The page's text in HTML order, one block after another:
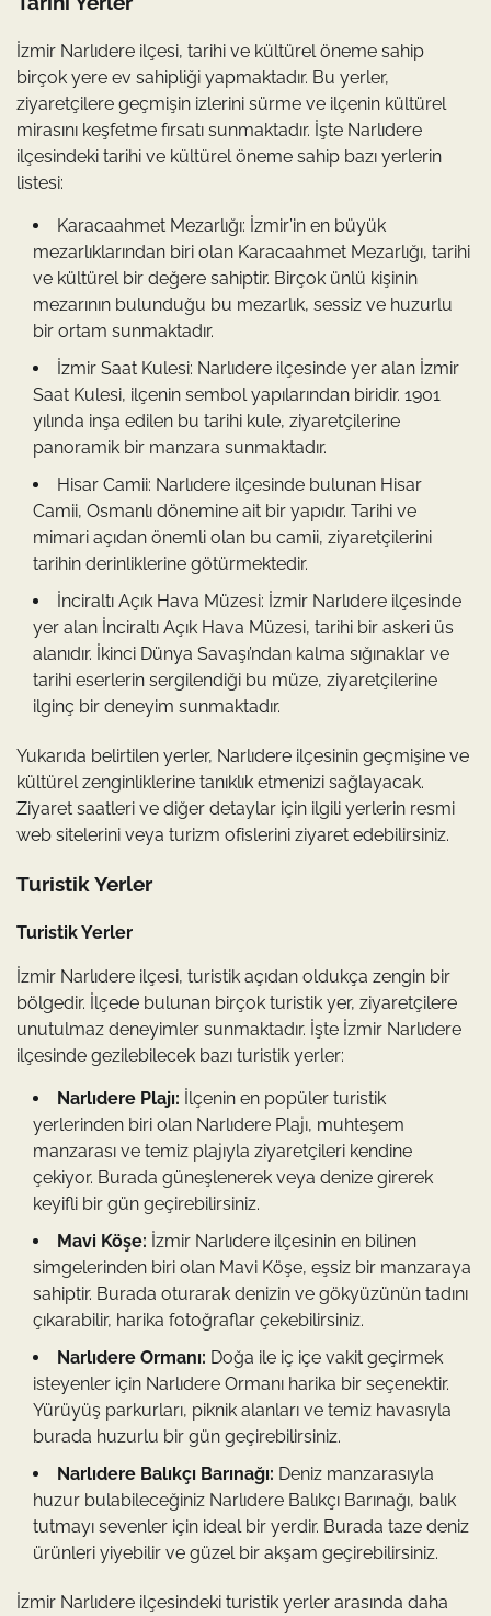
İzmir Narlıdere ilçesi, tarihi ve kültürel öneme sahip
birçok yere ev sahipliği yapmaktadır. Bu yerler,
ziyaretçilere geçmişin izlerini sürme ve ilçenin kültürel
mirasını keşfetme fırsatı sunmaktadır. İşte Narlıdere
ilçesindeki tarihi ve kültürel öneme sahip bazı yerlerin
listesi:
Karacaahmet Mezarlığı: İzmir’in en büyük
mezarlıklarından biri olan Karacaahmet Mezarlığı, tarihi
ve kültürel bir değere sahiptir. Birçok ünlü kişinin
mezarının bulunduğu bu mezarlık, sessiz ve huzurlu
bir ortam sunmaktadır.
İzmir Saat Kulesi: Narlıdere ilçesinde yer alan İzmir
Saat Kulesi, ilçenin sembol yapılarından biridir. 1901
yılında inşa edilen bu tarihi kule, ziyaretçilerine
panoramik bir manzara sunmaktadır.
Hisar Camii: Narlıdere ilçesinde bulunan Hisar
Camii, Osmanlı dönemine ait bir yapıdır. Tarihi ve
mimari açıdan önemli olan bu camii, ziyaretçilerini
tarihin derinliklerine götürmektedir.
İnciraltı Açık Hava Müzesi: İzmir Narlıdere ilçesinde
yer alan İnciraltı Açık Hava Müzesi, tarihi bir askeri üs
alanıdır. İkinci Dünya Savaşı’ndan kalma sığınaklar ve
tarihi eserlerin sergilendiği bu müze, ziyaretçilerine
ilginç bir deneyim sunmaktadır.
Yukarıda belirtilen yerler, Narlıdere ilçesinin geçmişine ve
kültürel zenginliklerine tanıklık etmenizi sağlayacak.
Ziyaret saatleri ve diğer detaylar için ilgili yerlerin resmi
web sitelerini veya turizm ofislerini ziyaret edebilirsiniz.
Turistik Yerler
Turistik Yerler
İzmir Narlıdere ilçesi, turistik açıdan oldukça zengin bir
bölgedir. İlçede bulunan birçok turistik yer, ziyaretçilere
unutulmaz deneyimler sunmaktadır. İşte İzmir Narlıdere
ilçesinde gezilebilecek bazı turistik yerler:
Narlıdere Plajı: İlçenin en popüler turistik
yerlerinden biri olan Narlıdere Plajı, muhteşem
manzarası ve temiz plajıyla ziyaretçileri kendine
çekiyor. Burada güneşlenerek veya denize girerek
keyifli bir gün geçirebilirsiniz.
Mavi Köşe: İzmir Narlıdere ilçesinin en bilinen
simgelerinden biri olan Mavi Köşe, eşsiz bir manzaraya
sahiptir. Burada oturarak denizin ve gökyüzünün tadını
çıkarabilir, harika fotoğraflar çekebilirsiniz.
Narlıdere Ormanı: Doğa ile iç içe vakit geçirmek
isteyenler için Narlıdere Ormanı harika bir seçenektir.
Yürüyüş parkurları, piknik alanları ve temiz havasıyla
burada huzurlu bir gün geçirebilirsiniz.
Narlıdere Balıkçı Barınağı: Deniz manzarasıyla
huzur bulabileceğiniz Narlıdere Balıkçı Barınağı, balık
tutmayı sevenler için ideal bir yerdir. Burada taze deniz
ürünleri yiyebilir ve güzel bir akşam geçirebilirsiniz.
İzmir Narlıdere ilçesindeki turistik yerler arasında daha